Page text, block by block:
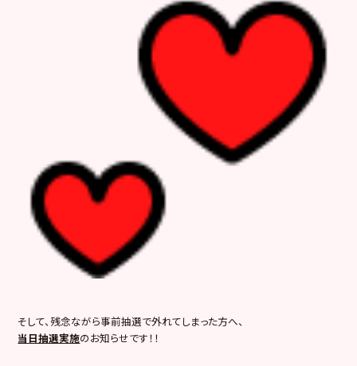
そして、残念ながら事前抽選で外れてしまった方へ、
当日抽選実施のお知らせです！！